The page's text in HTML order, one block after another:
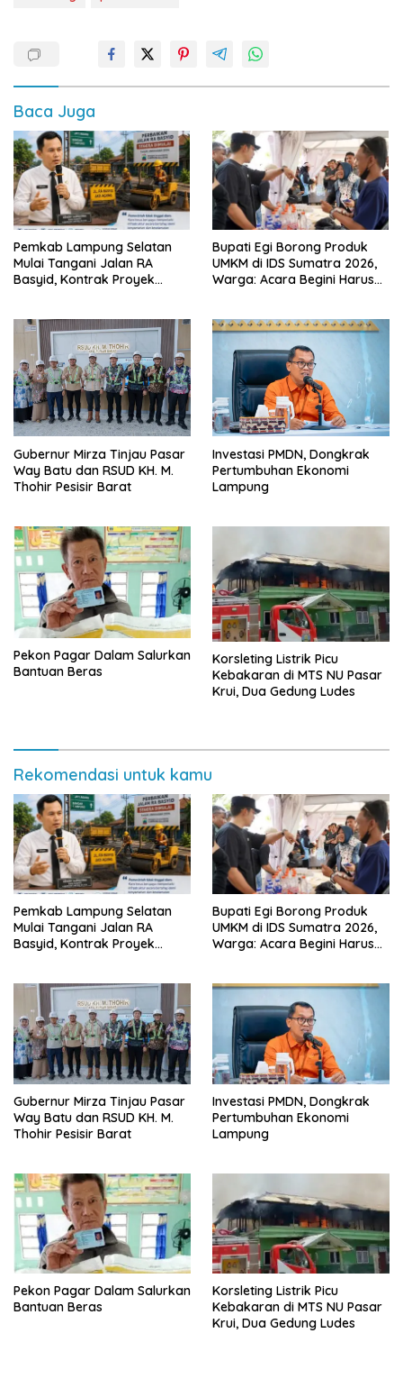
Baca Juga
Pemkab Lampung Selatan
Mulai Tangani Jalan RA
Basyid, Kontrak Proyek
Bupati Egi Borong Produk
UMKM di IDS Sumatra 2026,
Warga: Acara Begini Harus
Gubernur Mirza Tinjau Pasar
Way Batu dan RSUD KH. M.
Thohir Pesisir Barat
Investasi PMDN, Dongkrak
Pertumbuhan Ekonomi
Lampung
Pekon Pagar Dalam Salurkan
Bantuan Beras
Korsleting Listrik Picu
Kebakaran di MTS NU Pasar
Krui, Dua Gedung Ludes
Rekomendasi untuk kamu
Pemkab Lampung Selatan
Mulai Tangani Jalan RA
Basyid, Kontrak Proyek
Bupati Egi Borong Produk
UMKM di IDS Sumatra 2026,
Warga: Acara Begini Harus
Gubernur Mirza Tinjau Pasar
Way Batu dan RSUD KH. M.
Thohir Pesisir Barat
Investasi PMDN, Dongkrak
Pertumbuhan Ekonomi
Lampung
Pekon Pagar Dalam Salurkan
Bantuan Beras
Korsleting Listrik Picu
Kebakaran di MTS NU Pasar
Krui, Dua Gedung Ludes